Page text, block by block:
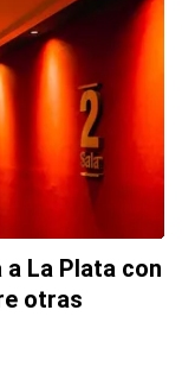
a La Plata con
otras